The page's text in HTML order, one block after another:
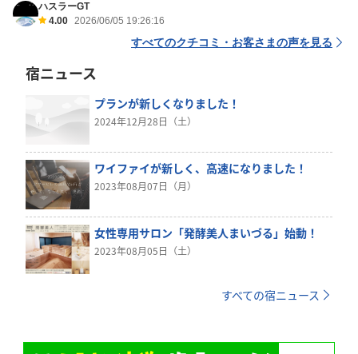
ハスラーGT
4.00 2026/06/05 19:26:16
すべてのクチコミ・お客さまの声を見る
宿ニュース
プランが新しくなりました！
2024年12月28日（土）
ワイファイが新しく、高速になりました！
2023年08月07日（月）
女性専用サロン「発酵美人まいづる」始動！
2023年08月05日（土）
すべての宿ニュース